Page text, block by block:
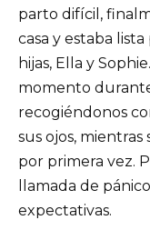
parto difícil,
casa y estaba
hijas, Ella y
momento
recogiéndonos
sus ojos,
por primera vez.
llamada de
expectativas.